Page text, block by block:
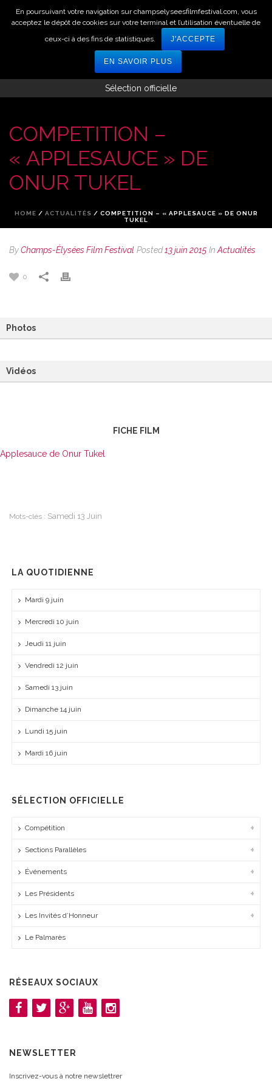
Sélection officielle
COMPETITION –
« APPLESAUCE » DE
ONUR TUKEL
HOME / ACTUALITÉS / COMPETITION – « APPLESAUCE » DE ONUR
TUKEL
ByChamps-Élysées Film Festival Posted13 juin 2015 In Actualités
0
Photos
Vidéos
FICHE FILM
Applesauce de Onur Tukel
Mots-clés : Samedi 13 Juin
LA QUOTIDIENNE
Mardi 9 juin
Mercredi 10 juin
Jeudi 11 juin
Vendredi 12 juin
Samedi 13 juin
Dimanche 14 juin
Lundi 15 juin
Mardi 16 juin
SÉLECTION OFFICIELLE
Compétition
Sections Parallèles
Événements
Les Présidents
Les Invités d’Honneur
Le Palmarès
RÉSEAUX SOCIAUX
NEWSLETTER
Inscrivez-vous à notre newslettrer
En poursuivant votre navigation sur champselyseesfilmfestival.com, vous
acceptez le dépôt de cookies sur votre terminal et l’utilisation éventuelle de
ceux-ci à des fins de statistiques.
J'ACCEPTE
EN SAVOIR PLUS